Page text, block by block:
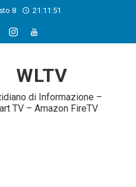
8 21:11:51
WLTV
di Informazione –
TV – Amazon FireTV